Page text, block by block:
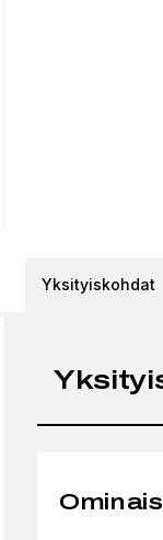
Yksityiskohdat